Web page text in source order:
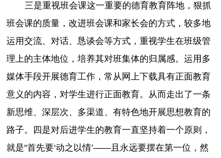
三是重视班会课这一重要的德育教育阵地，狠抓
班会课的质量，改进班会课和家长会的方式，较多地
运用交流、对话、恳谈会等方式，重视学生在班级管
理上的主体地位，培养其对班集体的归属感。运用多
媒体手段开展德育工作，常从网上下载具有正面教育
意义的内容，对学生进行正面教育。从而走出了一条
新思维、深层次、多渠道、有特色地开展思想教育的
路子。四是对后进学生的教育一直坚持着一个原则，
就是“首先要‘动之以情’——且永远要摆在第一位，然